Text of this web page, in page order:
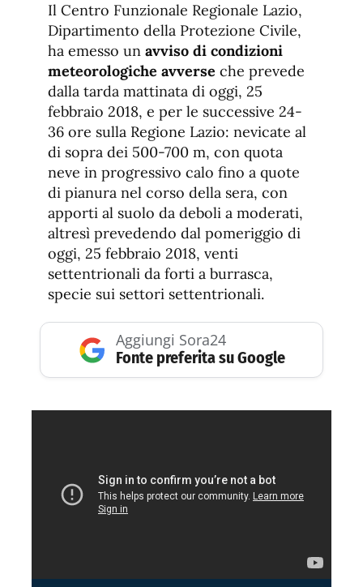
Il Centro Funzionale Regionale Lazio,
Dipartimento della Protezione Civile,
ha emesso un avviso di condizioni
meteorologiche avverse che prevede
dalla tarda mattinata di oggi, 25
febbraio 2018, e per le successive 24-
36 ore sulla Regione Lazio: nevicate al
di sopra dei 500-700 m, con quota
neve in progressivo calo fino a quote
di pianura nel corso della sera, con
apporti al suolo da deboli a moderati,
altresì prevedendo dal pomeriggio di
oggi, 25 febbraio 2018, venti
settentrionali da forti a burrasca,
specie sui settori settentrionali.
Aggiungi Sora24
Fonte preferita su Google